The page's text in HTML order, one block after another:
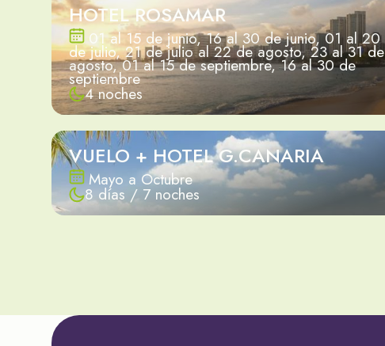
HOTEL ROSAMAR
01 al 15 de junio, 16 al 30 de junio, 01 al 20
de julio, 21 de julio al 22 de agosto, 23 al 31 de
agosto, 01 al 15 de septiembre, 16 al 30 de
septiembre
4 noches
VUELO + HOTEL G.CANARIA
Mayo a Octubre
8 días / 7 noches